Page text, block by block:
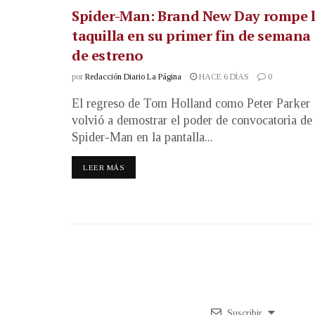
Spider-Man: Brand New Day rompe
taquilla en su primer fin de semana
de estreno
por Redacción Diario La Página HACE 6 DÍAS 0
El regreso de Tom Holland como Peter Parker
volvió a demostrar el poder de convocatoria de
Spider-Man en la pantalla...
LEER MÁS